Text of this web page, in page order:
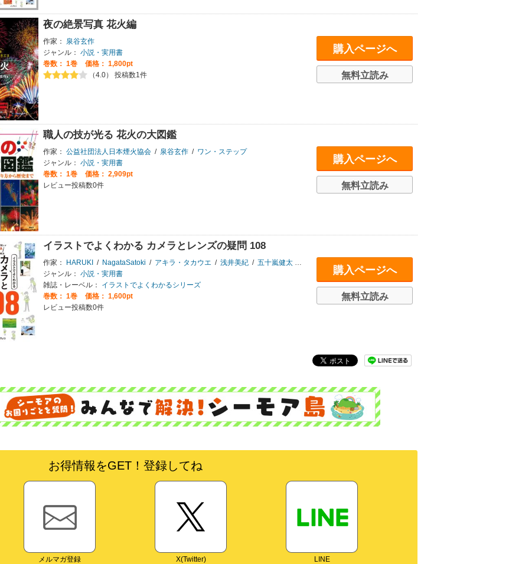
夜の絶景写真 花火編
作家：
泉谷玄作
ジャンル： 小説・実用書
巻数： 1巻
価格： 1,800pt
（4.0） 投稿数1件
購入ページへ
無料立読み
職人の技が光る 花火の大図鑑
作家： 公益社団法人日本煙火協会 / 泉谷玄作 / ワン・ステップ
ジャンル： 小説・実用書
巻数： 1巻
価格： 2,909pt
レビュー投稿数0件
購入ページへ
無料立読み
イラストでよくわかる カメラとレンズの疑問 108
作家： HARUKI / NagataSatoki / アキラ・タカウエ / 浅井美紀 / 五十嵐健太 / 上田晃司
ジャンル： 小説・実用書
雑誌・レーベル：
イラストでよくわかるシリーズ
巻数： 1巻
価格： 1,600pt
レビュー投稿数0件
購入ページへ
無料立読み
お得情報をGET！登録してね
メルマガ登録 X(Twitter) LINE